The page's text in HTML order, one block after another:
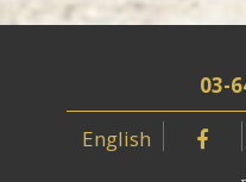
03-
English